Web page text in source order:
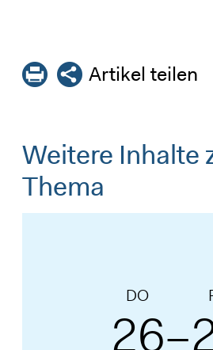
Artikel teilen
Weitere Inhalte
Thema
DO
26–